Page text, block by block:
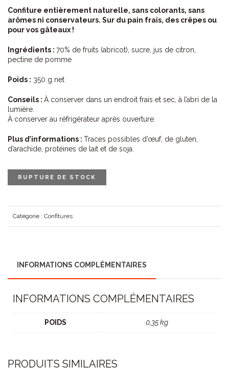
Confiture entièrement naturelle, sans colorants, sans
arômes ni conservateurs. Sur du pain frais, des crêpes ou
pour vos gâteaux !
Ingrédients : 70% de fruits (abricot), sucre, jus de citron,
pectine de pomme
Poids : 350 g net
Conseils : À conserver dans un endroit frais et sec, à l’abri de la
lumière.
À conserver au réfrigérateur après ouverture.
Plus d’informations : Traces possibles d’œuf, de gluten,
d’arachide, protéines de lait et de soja.
RUPTURE DE STOCK
Catégorie : Confitures
INFORMATIONS COMPLÉMENTAIRES
INFORMATIONS COMPLÉMENTAIRES
POIDS 0,35 kg
PRODUITS SIMILAIRES